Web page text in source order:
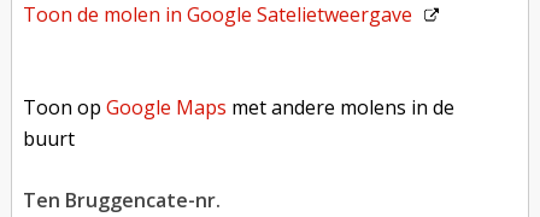
Toon de molen inGoogle Satelietweergave
Toon opGoogle Maps met andere molens in de
buurt
Ten Bruggencate-nr.